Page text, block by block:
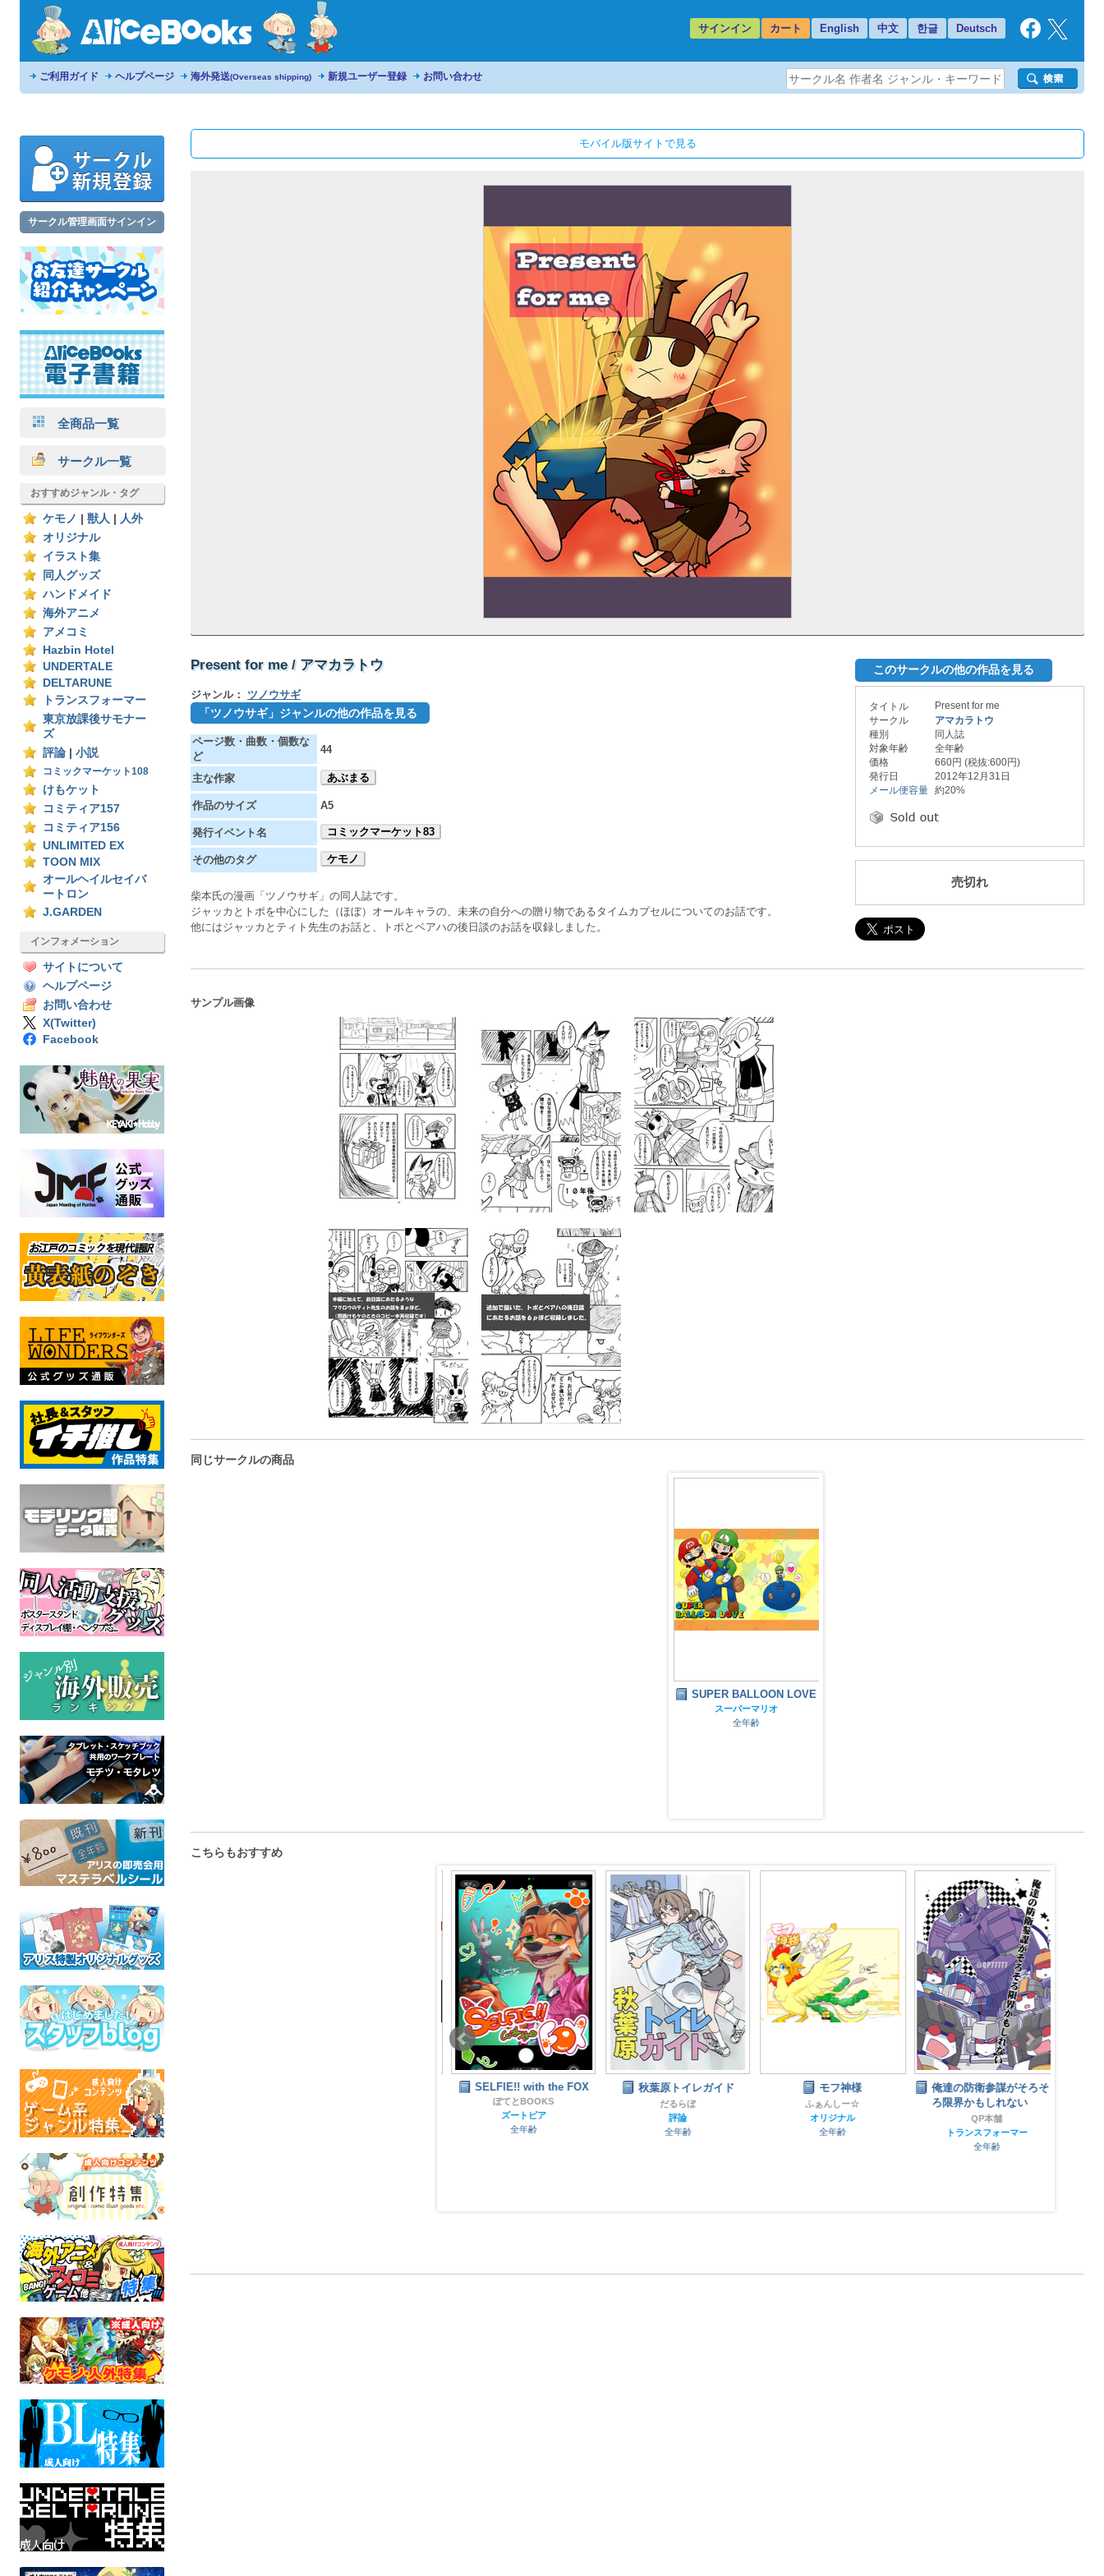
サインイン カート English 中文 한글 Deutsch
ご利用ガイド ヘルプページ 海外発送(Overseas shipping) 新規ユーザー登録 お問い合わせ
サークル管理画面サインイン
全商品一覧
サークル一覧
おすすめジャンル・タグ
ケモノ 獣人
人外
オリジナル
イラスト集
同人グッズ
ハンドメイド
海外アニメ
アメコミ
Hazbin Hotel
UNDERTALE
DELTARUNE
トランスフォーマー
東京放課後サモナー
ズ
評論
小説
コミックマーケット108
けもケット
コミティア157
コミティア156
UNLIMITED EX
TOON MIX
オールヘイルセイバ
ートロン
J.GARDEN
インフォメーション
サイトについて
ヘルプページ
お問い合わせ
X(Twitter)
Facebook
モバイル版サイトで見る
Present for me / アマカラトウ
ジャンル： ツノウサギ
「ツノウサギ」ジャンルの他の作品を見る
ページ数・曲数・個数な
ど
44
主な作家 あぶまる
作品のサイズ A5
発行イベント名 コミックマーケット83
その他のタグ ケモノ
柴本氏の漫画「ツノウサギ」の同人誌です。
ジャッカとトポを中心にした（ほぼ）オールキャラの、未来の自分への贈り物であるタイムカプセルについてのお話です。
他にはジャッカとティト先生のお話と、トポとベアハの後日談のお話を収録しました。
このサークルの他の作品を見る
タイトル
Present for me
サークル
アマカラトウ
種別
同人誌
対象年齢
全年齢
価格
660円 (税抜:600円)
発行日
2012年12月31日
メール便容量 約20%
売切れ
サンプル画像
同じサークルの商品
SUPER BALLOON LOVE
スーパーマリオ
全年齢
こちらもおすすめ
俺たちのズートピア
巣箱
ズートピア
全年齢
SELFIE!! with the FOX
ぽてとBOOKS
ズートピア
全年齢
秋葉原トイレガイド
だるらぼ
評論
全年齢
モフ神様
ふぁんしー☆
オリジナル
全年齢
俺達の防衛参謀がそろそ
ろ限界かもしれない
QP本舗
トランスフォーマー
全年齢